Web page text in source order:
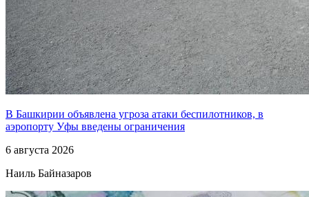
В Башкирии объявлена угроза атаки беспилотников, в
аэропорту Уфы введены ограничения
6 августа 2026
Наиль Байназаров